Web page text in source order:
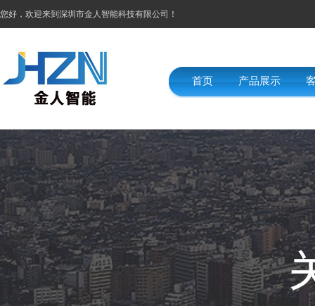
您好，欢迎来到深圳市金人智能科技有限公司！
首页 产品展示